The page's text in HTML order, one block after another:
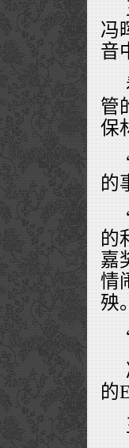
冯
音
管
保
的
的
嘉
情
殃
的